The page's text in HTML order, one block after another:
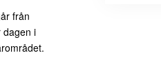
från
dagen i